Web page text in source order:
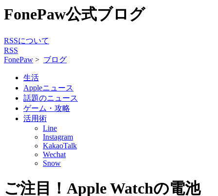
FonePaw公式ブログ
RSSについて
RSS
FonePaw > ブログ
生活
Appleニュース
話題のニュース
ゲーム・攻略
活用術
Line
Instagram
KakaoTalk
Wechat
Snow
ご注目！Apple Watchの電池